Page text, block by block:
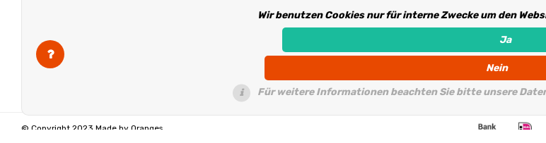
The Netherlands
info@madebyoranges.com
Folge uns
Wir benutzen Cookies nur für interne Zwecke um den
Ja
Nein
Für weitere Informationen beachten Sie bitte unsere